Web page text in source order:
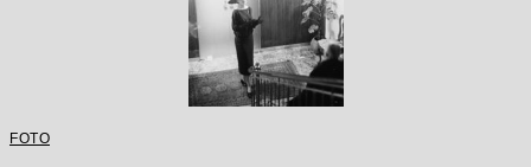
FOTO